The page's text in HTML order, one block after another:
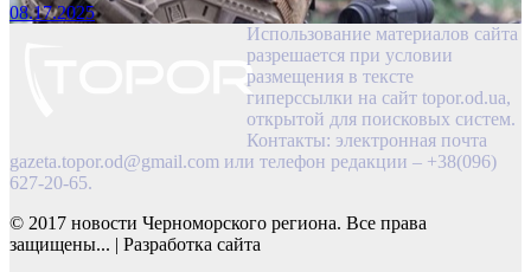
08.17.2025
Использование материалов сайта
разрешается при условии
размещения в тексте
гиперссылки на сайт topor.od.ua,
открытой для поисковых систем.
Контакты: электронная почта
gazeta.topor.od@gmail.com или телефон редакции – +38(096)
627-20-65.
© 2017 новости Черноморского региона. Все права
защищены... | Разработка сайта